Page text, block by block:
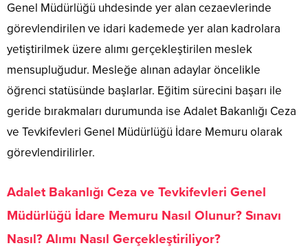
Genel Müdürlüğü uhdesinde yer alan cezaevlerinde
görevlendirilen ve idari kademede yer alan kadrolara
yetiştirilmek üzere alımı gerçekleştirilen meslek
mensupluğudur. Mesleğe alınan adaylar öncelikle
öğrenci statüsünde başlarlar. Eğitim sürecini başarı ile
geride bırakmaları durumunda ise Adalet Bakanlığı Ceza
ve Tevkifevleri Genel Müdürlüğü İdare Memuru olarak
görevlendirilirler.
Adalet Bakanlığı Ceza ve Tevkifevleri Genel
Müdürlüğü İdare Memuru Nasıl Olunur? Sınavı
Nasıl? Alımı Nasıl Gerçekleştiriliyor?